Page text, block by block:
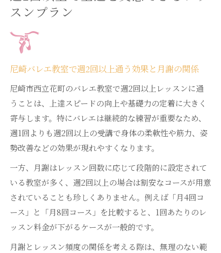
スンプラン
尼崎バレエ教室で週2回以上通う効果と月謝の関係
尼崎市西立花町のバレエ教室で週2回以上レッスンに通
うことは、上達スピードの向上や基礎力の定着に大きく
寄与します。特にバレエは継続的な練習が重要なため、
週1回よりも週2回以上の受講で身体の柔軟性や筋力、姿
勢改善などの効果が現れやすくなります。
一方、月謝はレッスン回数に応じて段階的に設定されて
いる教室が多く、週2回以上の場合は割安なコースが用意
されていることも珍しくありません。例えば「月4回コ
ース」と「月8回コース」を比較すると、1回あたりのレ
ッスン料金が下がるケースが一般的です。
月謝とレッスン頻度の関係を考える際は、無理のない範